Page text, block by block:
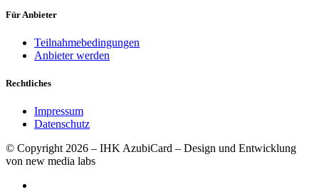
Für Anbieter
Teilnahmebedingungen
Anbieter werden
Rechtliches
Impressum
Datenschutz
© Copyright 2026 – IHK AzubiCard – Design und Entwicklung
von new media labs